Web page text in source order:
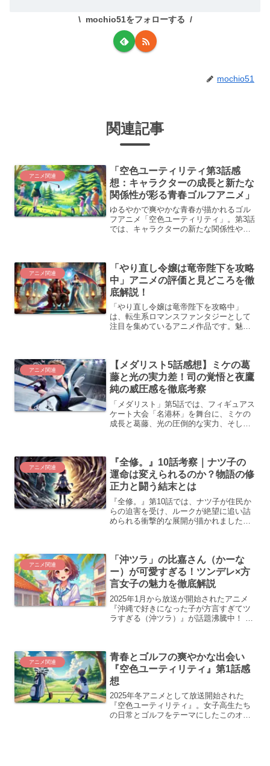
mochio51をフォローする
mochio51
関連記事
アニメ関連
「空色ユーティリティ第3話感
想：キャラクターの成長と新たな
関係性が彩る青春ゴルフアニメ」
ゆるやかで爽やかな青春が描かれるゴル
フアニメ「空色ユーティリティ」。第3話
では、キャラクターの新たな関係性や成
語の深みを与えていま...
アニメ関連
「やり直し令嬢は竜帝陛下を攻略
中」アニメの評価と見どころを徹
底解説！
「やり直し令嬢は竜帝陛下を攻略中」
は、転生系ロマンスファンタジーとして
注目を集めているアニメ作品です。魅力
評価を中心に、視聴者の声や...
アニメ関連
【メダリスト5話感想】ミケの葛
藤と光の実力差！司の覚悟と夜鷹
純の威圧感を徹底考察
「メダリスト」第5話では、フィギュアス
ケート大会「名港杯」を舞台に、ミケの
成長と葛藤、光の圧倒的な実力、そして
会いで少しずつ変化し始...
アニメ関連
『全修。』10話考察｜ナツ子の
運命は変えられるのか？物語の修
正力と闘う結末とは
『全修。』第10話では、ナツ子が住民か
らの迫害を受け、ルークが絶望に追い詰
められる衝撃的な展開が描かれました。
ナツ子はこの運命に...
アニメ関連
「沖ツラ」の比嘉さん（かーな
ー）が可愛すぎる！ツンデレ×方
言女子の魅力を徹底解説
2025年1月から放送が開始されたアニメ
『沖縄で好きになった子が方言すぎてツ
ラすぎる（沖ツラ）』が話題沸騰中！ 特
そしてツンデレ気質...
アニメ関連
青春とゴルフの爽やかな出会い
『空色ユーティリティ』第1話感
想
2025年冬アニメとして放送開始された
『空色ユーティリティ』。女子高生たち
の日常とゴルフをテーマにしたこのオリ